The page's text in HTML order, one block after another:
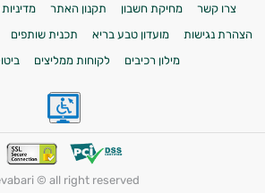
צרו קשר מחיקת חשבון תקנון האתר
הצהרת נגישות
מועדון טבע בריא תכנית שותפים
מילון רכיבים
לקוחות ממליצים
© all right reserved